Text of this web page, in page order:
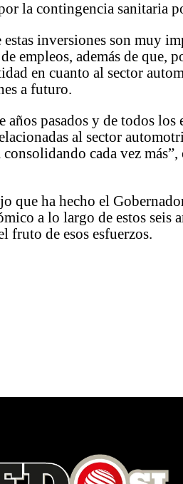
la contingencia sanitaria
inversiones son muy
empleos, además de que,
en cuanto al sector
a futuro.
años pasados y de todos los
al sector
cada vez más”,
que ha hecho el
a lo largo de estos seis
fruto de esos esfuerzos.